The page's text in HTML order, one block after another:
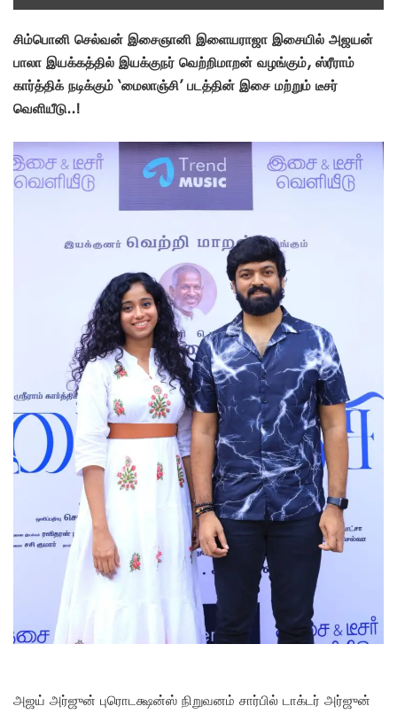
சிம்பொனி செல்வன் இசைஞானி இளையராஜா இசையில் அஜயன்
பாலா இயக்கத்தில் இயக்குநர் வெற்றிமாறன் வழங்கும், ஸ்ரீராம்
கார்த்திக் நடிக்கும் ‘மைலாஞ்சி’ படத்தின் இசை மற்றும் டீசர்
வெளியீடு..!
அஜய் அர்ஜுன் புரொடக்ஷன்ஸ் நிறுவனம் சார்பில் டாக்டர் அர்ஜுன்